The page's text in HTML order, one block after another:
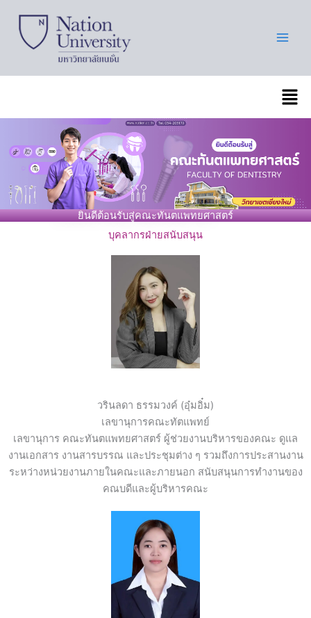
content
เมนู
ยินดีต้อนรับสู่คณะทันตแพทยศาสตร์
บุคลากรฝ่ายสนับสนุน
วรินลดา ธรรมวงค์ (อุ๋มอิ๋ม)
เลขานุการคณะทัตแพทย์
เลขานุการ คณะทันตแพทยศาสตร์ ผู้ช่วยงานบริหารของคณะ ดูแล
งานเอกสาร งานสารบรรณ และประชุมต่าง ๆ รวมถึงการประสานงาน
ระหว่างหน่วยงานภายในคณะและภายนอก สนับสนุนการทำงานของ
คณบดีและผู้บริหารคณะ